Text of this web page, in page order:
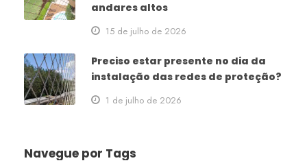
andares altos
15 de julho de 2026
Preciso estar presente no dia da
instalação das redes de proteção?
1 de julho de 2026
Navegue por Tags